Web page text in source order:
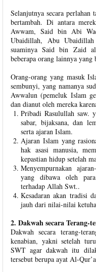
Selanjutnya secara
bertambah. Di antara
Awwam, Said bin Abi
Ubaidillah, Abu
suaminya Said bin Zaid
beberapa orang lainnya yang
Orang-orang yang masuk
sembunyi, yang namanya
Awwalun (pemeluk Islam
dan dianut oleh mereka
Pribadi Rasulullah saw.
sabar, bijaksana, dan
serta ajaran Islam.
Ajaran Islam yang
hak asasi manusia,
kepastian hidup setelah
Menyempurnakan
yang dibawa oleh
terhadap Allah Swt..
Kesadaran akan tradisi
jauh dari nilai-nilai
2. Dakwah secara Terang-
Dakwah secara terang-
kenabian, yakni setelah
SWT agar dakwah itu
tersebut berupa ayat Al-